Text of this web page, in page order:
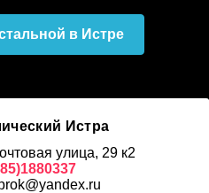
в Истре
Истра
улица, 29 к2